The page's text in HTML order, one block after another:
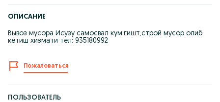
ОПИСАНИЕ
Вывоз мусора Исузу самосвал кум,гишт,строй мусор олиб
кетиш хизмати тел: 935180992
Пожаловаться
ПОЛЬЗОВАТЕЛЬ